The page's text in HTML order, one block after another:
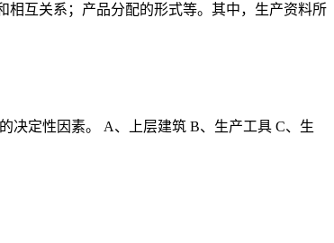
相互关系；产品分配的形式等。其中，生产资料所
决定性因素。 A、上层建筑 B、生产工具 C、生